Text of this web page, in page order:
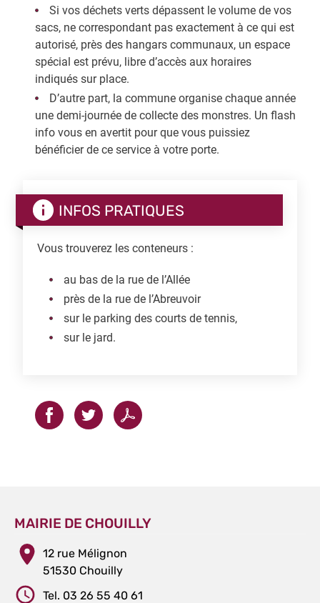
Si vos déchets verts dépassent le volume de vos
sacs, ne correspondant pas exactement à ce qui est
autorisé, près des hangars communaux, un espace
spécial est prévu, libre d’accès aux horaires
indiqués sur place.
D’autre part, la commune organise chaque année
une demi-journée de collecte des monstres. Un flash
info vous en avertit pour que vous puissiez
bénéficier de ce service à votre porte.
INFOS PRATIQUES
Vous trouverez les conteneurs :
au bas de la rue de l’Allée
près de la rue de l’Abreuvoir
sur le parking des courts de tennis,
sur le jard.
MAIRIE DE CHOUILLY
12 rue Mélignon
51530 Chouilly
Tel. 03 26 55 40 61